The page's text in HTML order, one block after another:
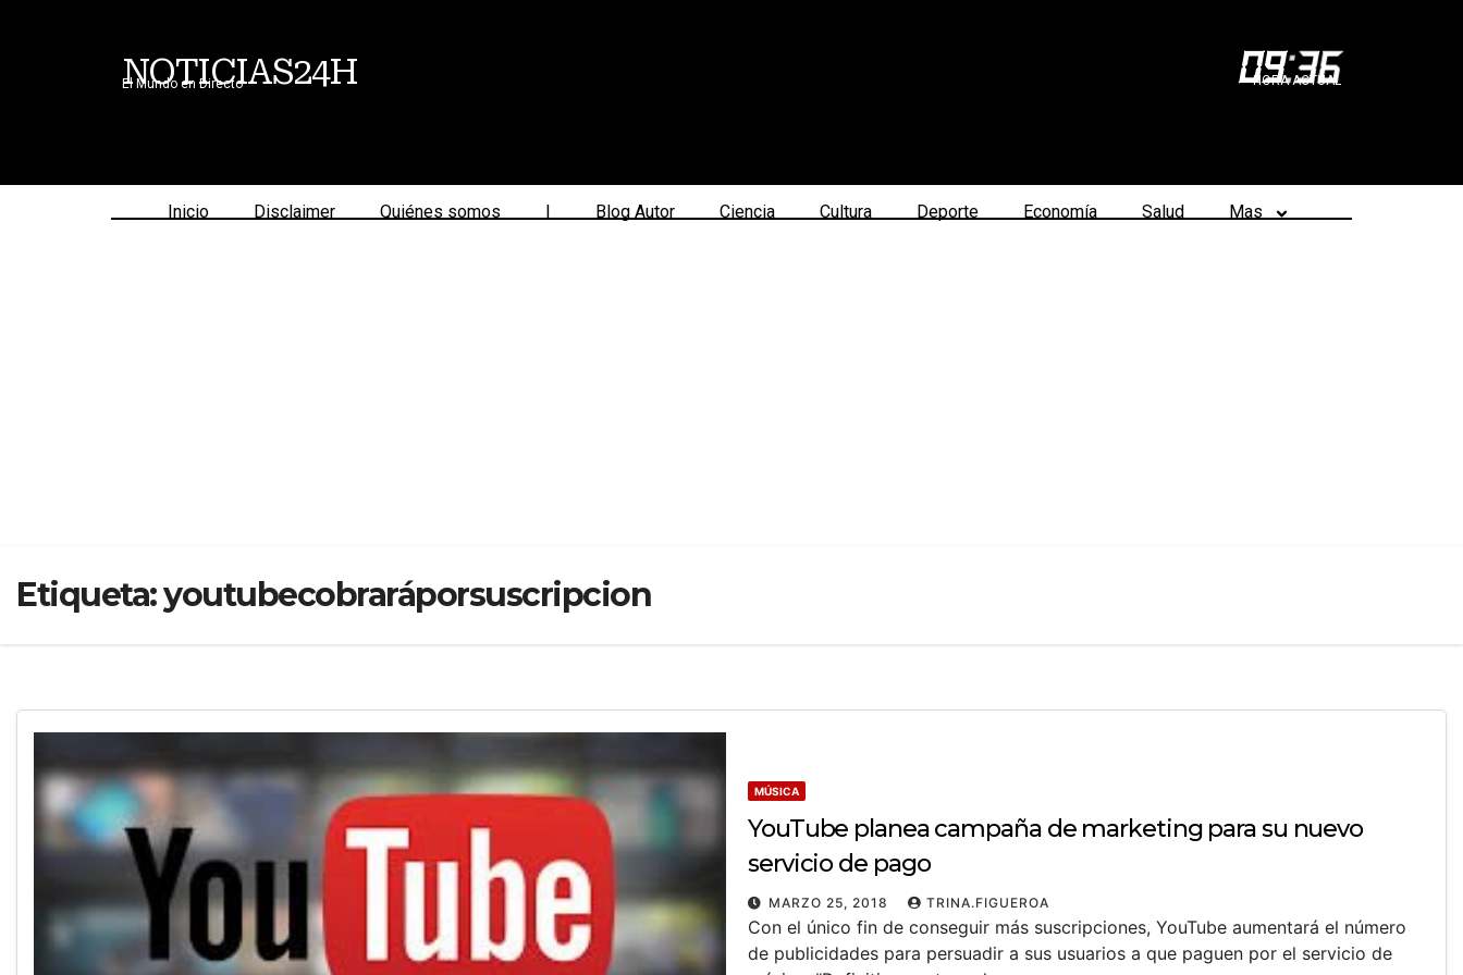
NOTICIAS24H
El Mundo en Directo 09:36
HORA ACTUAL
Inicio Disclaimer Quiénes somos | Blog Autor Ciencia Cultura Deporte Economía Salud Mas
Etiqueta:youtubecobraráporsuscripcion
MÚSICA
YouTube planea campaña de marketing para su nuevo
servicio de pago
MARZO 25, 2018 TRINA.FIGUEROA
Con el único fin de conseguir más suscripciones, YouTube aumentará el número
de publicidades para persuadir a sus usuarios a que paguen por el servicio de